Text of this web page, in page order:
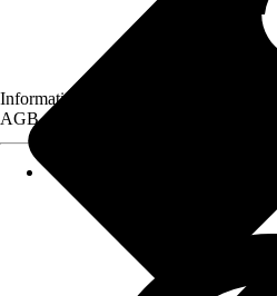
Informationen des Verkäufers, wie z.
AGB, finden Sie bei Klick auf den